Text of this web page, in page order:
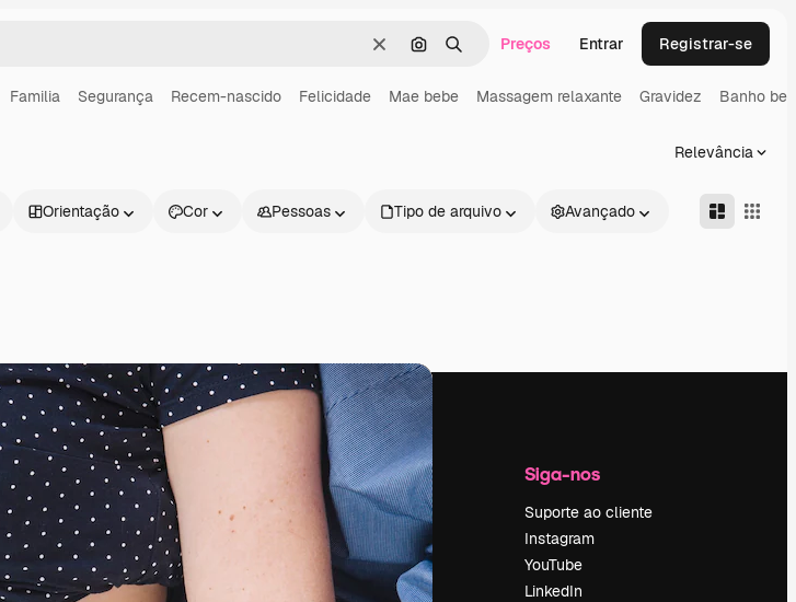
LimparPesquisar por imagem
BuscarPreços Entrar Registrar-se
Familia Segurança Recem-nascido Felicidade Mae bebe Massagem relaxante Gravidez Banho
Relevância
Orientação Cor Pessoas Tipo de arquivo Avançado
Produtos
Spaces
Assistente de IA
Gerador de
imagens
Academy
Documentação
Atendimento
Termos e
Empresa
Preços
Sobre nós
Reviews
Emprego
Siga-nos
Suporte ao cliente
Instagram
YouTube
LinkedIn